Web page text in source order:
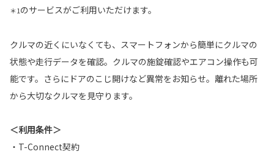
＊1のサービスがご利用いただけます。
クルマの近くにいなくても、スマートフォンから簡単にクルマの
状態や走行データを確認。クルマの施錠確認やエアコン操作も可
能です。さらにドアのこじ開けなど異常をお知らせ。離れた場所
から大切なクルマを見守ります。
＜利用条件＞
・T-Connect契約